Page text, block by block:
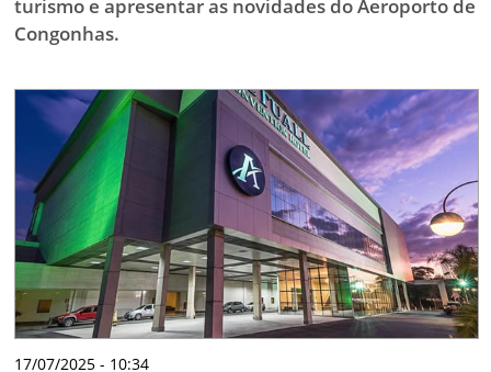
turismo e apresentar as novidades do Aeroporto de
Congonhas.
17/07/2025 - 10:34